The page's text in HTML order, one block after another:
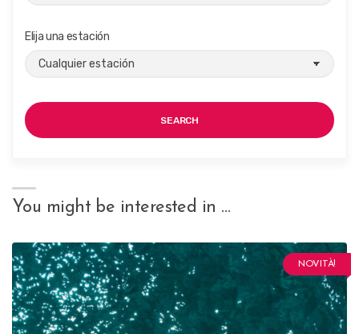
Elija una estación
SEARCH
You might be interested in …
NOVITÀ!